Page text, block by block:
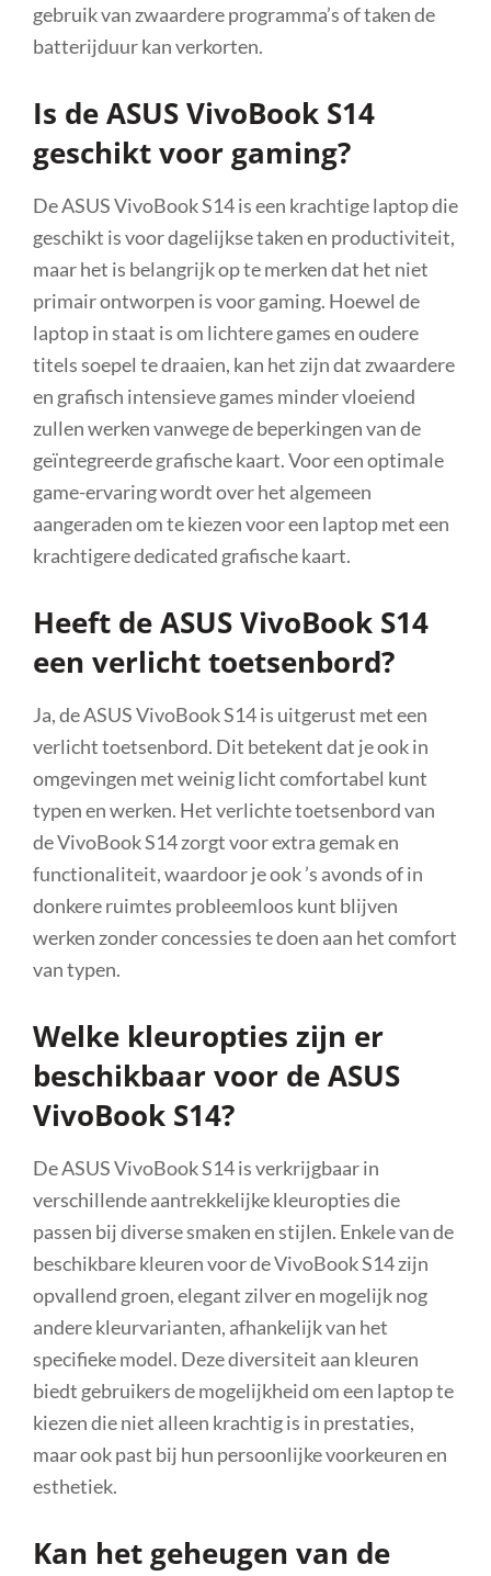
gebruik van zwaardere programma’s of taken de
batterijduur kan verkorten.
Is de ASUS VivoBook S14
geschikt voor gaming?
De ASUS VivoBook S14 is een krachtige laptop die
geschikt is voor dagelijkse taken en productiviteit,
maar het is belangrijk op te merken dat het niet
primair ontworpen is voor gaming. Hoewel de
laptop in staat is om lichtere games en oudere
titels soepel te draaien, kan het zijn dat zwaardere
en grafisch intensieve games minder vloeiend
zullen werken vanwege de beperkingen van de
geïntegreerde grafische kaart. Voor een optimale
game-ervaring wordt over het algemeen
aangeraden om te kiezen voor een laptop met een
krachtigere dedicated grafische kaart.
Heeft de ASUS VivoBook S14
een verlicht toetsenbord?
Ja, de ASUS VivoBook S14 is uitgerust met een
verlicht toetsenbord. Dit betekent dat je ook in
omgevingen met weinig licht comfortabel kunt
typen en werken. Het verlichte toetsenbord van
de VivoBook S14 zorgt voor extra gemak en
functionaliteit, waardoor je ook ’s avonds of in
donkere ruimtes probleemloos kunt blijven
werken zonder concessies te doen aan het comfort
van typen.
Welke kleuropties zijn er
beschikbaar voor de ASUS
VivoBook S14?
De ASUS VivoBook S14 is verkrijgbaar in
verschillende aantrekkelijke kleuropties die
passen bij diverse smaken en stijlen. Enkele van de
beschikbare kleuren voor de VivoBook S14 zijn
opvallend groen, elegant zilver en mogelijk nog
andere kleurvarianten, afhankelijk van het
specifieke model. Deze diversiteit aan kleuren
biedt gebruikers de mogelijkheid om een laptop te
kiezen die niet alleen krachtig is in prestaties,
maar ook past bij hun persoonlijke voorkeuren en
esthetiek.
Kan het geheugen van de